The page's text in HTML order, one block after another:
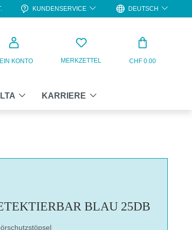
KUNDENSERVICE DEUTSCH
KONTO MERKZETTEL CHF 0.00
KARRIERE
BLAU 25DB